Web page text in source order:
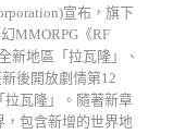
宣布，旗下
MMORPG《RF
新地區「拉瓦隆」、
後開放劇情第12
拉瓦隆」。隨著新章
，包含新增的世界地